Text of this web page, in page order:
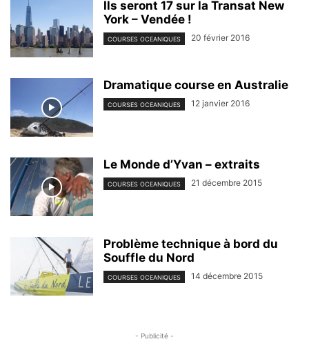
Ils seront 17 sur la Transat New
York – Vendée !
COURSES OCEANIQUES 20 février 2016
Dramatique course en Australie
COURSES OCEANIQUES 12 janvier 2016
Le Monde d’Yvan – extraits
COURSES OCEANIQUES 21 décembre 2015
Problème technique à bord du
Souffle du Nord
COURSES OCEANIQUES 14 décembre 2015
- Publicité -